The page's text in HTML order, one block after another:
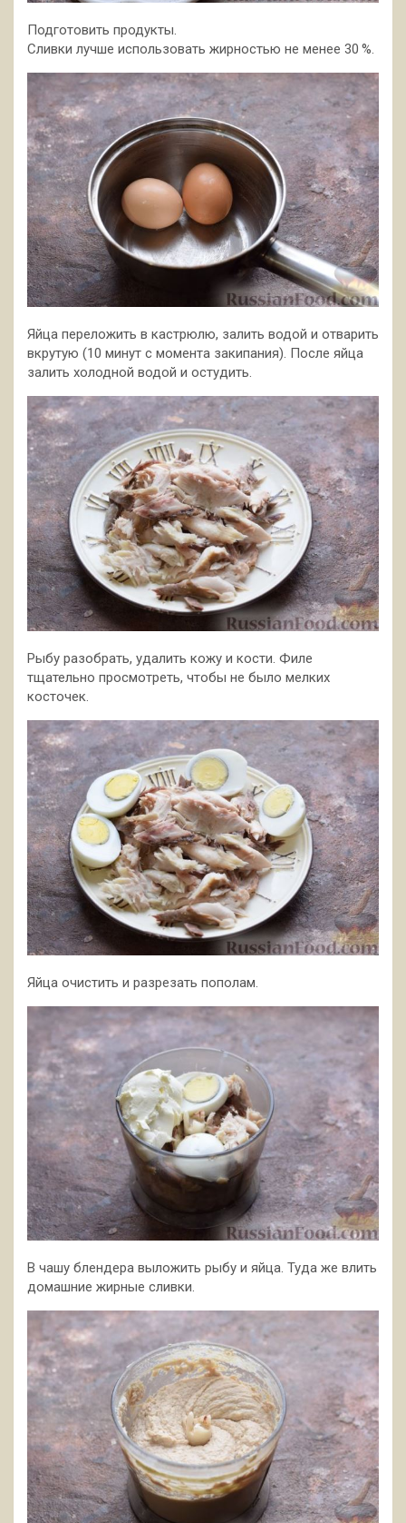
Подготовить продукты.
Сливки лучше использовать жирностью не менее 30 %.
Яйца переложить в кастрюлю, залить водой и отварить
вкрутую (10 минут с момента закипания). После яйца
залить холодной водой и остудить.
Рыбу разобрать, удалить кожу и кости. Филе
тщательно просмотреть, чтобы не было мелких
косточек.
Яйца очистить и разрезать пополам.
В чашу блендера выложить рыбу и яйца. Туда же влить
домашние жирные сливки.